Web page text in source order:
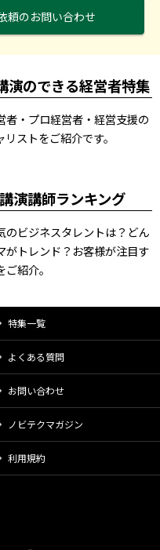
頼のお問い合わせ
演のできる経営者特集
者・プロ経営者・経営支援の
リストをご紹介です。
演講師ランキング
のビジネスタレントは？どん
がトレンド？お客様が注目す
紹介。
特集一覧
よくある質問
お問い合わせ
ノビテクマガジン
利用規約